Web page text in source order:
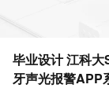
毕业设计 江科
牙声光报警APP